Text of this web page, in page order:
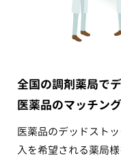
全国の調剤薬局で
医薬品のマッチン
医薬品のデッドスト
入を希望される薬局